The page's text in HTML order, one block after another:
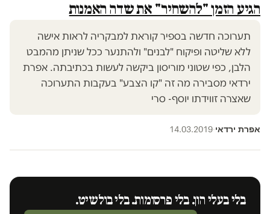
הגיע הזמן "להשחיר" את שדה האמנות
תערוכה חדשה בספיר קוראת למבקריה לראות אישה
ללא שליטה ופיקוח "לבנים" ולהתנער ככל שניתן מהמבט
הלבן, כפי שטוני מוריסון ביקשה לעשות בכתיבתה. אפרת
ירדאי מסבירה מה זה "קו הצבע" בעקבות התערוכה
שאצרה זווידתו יוסף- סרי
אפרת ירדאי·
14.03.2019
בלי בעלי הון. בלי פרסומות. בלי בולשיט.